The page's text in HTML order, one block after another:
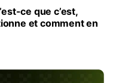
ce que c’est,
et comment en